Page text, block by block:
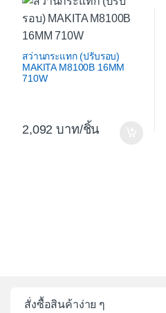
สว่านกระแทก (ปรับรอบ)
MAKITA M8100B 16MM
710W
2,092 /ชิ้น
สั่งซื้อสินค้าง่าย ๆ